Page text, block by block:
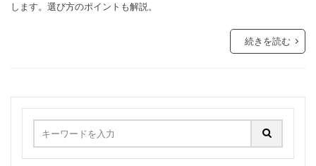
します。選び方のポイントも解説。
続きを読む